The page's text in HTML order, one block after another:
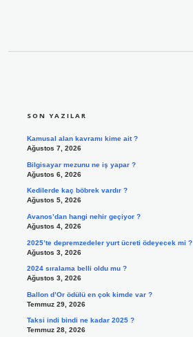
SON YAZILAR
Kamusal alan kavramı kime ait ?
Ağustos 7, 2026
Bilgisayar mezunu ne iş yapar ?
Ağustos 6, 2026
Kedilerde kaç böbrek vardır ?
Ağustos 5, 2026
Avanos’dan hangi nehir geçiyor ?
Ağustos 4, 2026
2025’te depremzedeler yurt ücreti ödeyecek mi ?
Ağustos 3, 2026
2024 sıralama belli oldu mu ?
Ağustos 3, 2026
Ballon d’Or ödülü en çok kimde var ?
Temmuz 29, 2026
Taksi indi bindi ne kadar 2025 ?
Temmuz 28, 2026